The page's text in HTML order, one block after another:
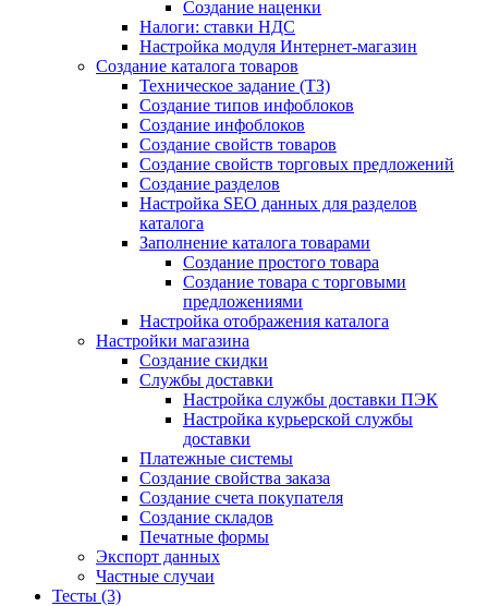
Создание наценки
Налоги: ставки НДС
Настройка модуля Интернет-магазин
Создание каталога товаров
Техническое задание (ТЗ)
Создание типов инфоблоков
Создание инфоблоков
Создание свойств товаров
Создание свойств торговых предложений
Создание разделов
Настройка SEO данных для разделов
каталога
Заполнение каталога товарами
Создание простого товара
Создание товара с торговыми
предложениями
Настройка отображения каталога
Настройки магазина
Создание скидки
Службы доставки
Настройка службы доставки ПЭК
Настройка курьерской службы
доставки
Платежные системы
Создание свойства заказа
Создание счета покупателя
Создание складов
Печатные формы
Экспорт данных
Частные случаи
Тесты (3)